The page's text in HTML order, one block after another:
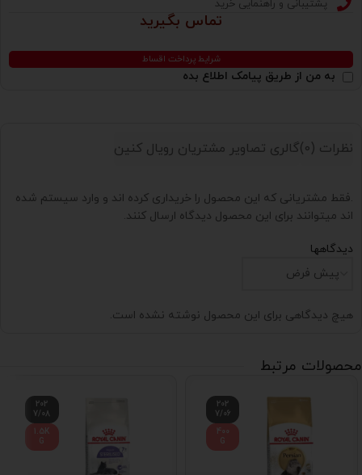
پشتیبانی و راهنمایی خرید
تماس بگیرید
شرایط پرداخت اقساط
به من از طریق پیامک اطلاع بده
نظرات (0) گالری تصاویر مشتریان رویال کنین
دیدگاهها
هیچ دیدگاهی برای این محصول نوشته نشده است.
.فقط مشتریانی که این محصول را خریداری کرده اند و وارد سیستم شده
اند میتوانند برای این محصول دیدگاه ارسال کنند.
محصولات مرتبط
202
7/06
400
G
202
7/08
1.5K
G